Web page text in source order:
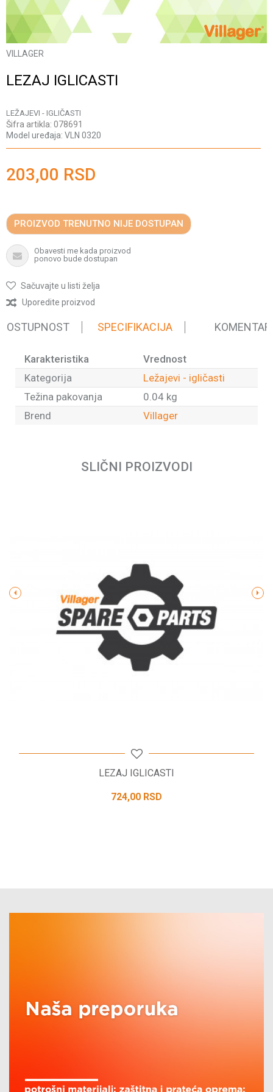
VILLAGER
LEZAJ IGLICASTI
LEŽAJEVI - IGLIČASTI
Šifra artikla: 078691
Model uređaja: VLN 0320
203,00 RSD
PROIZVOD TRENUTNO NIJE DOSTUPAN
Obavesti me kada proizvod
ponovo bude dostupan
Sačuvajte u listi želja
Uporedite proizvod
SPECIFIKACIJA
Karakteristika
Vrednost
Kategorija
Ležajevi - igličasti
Težina pakovanja
0.04 kg
Brend
Villager
POŠALJI
SLIČNI PROIZVODI
LEZAJ IGLICASTI
724,00 RSD